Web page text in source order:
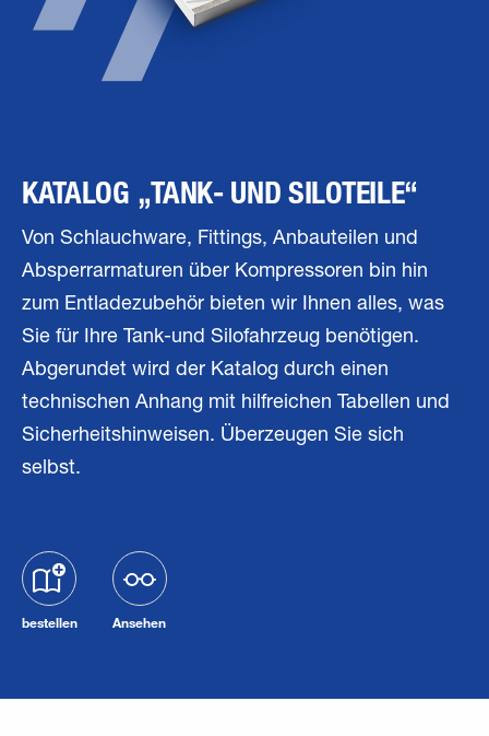
KATALOG „TANK- UND SILOTEILE“
Von Schlauchware, Fittings, Anbauteilen und
Absperrarmaturen über Kompressoren bin hin
zum Entladezubehör bieten wir Ihnen alles, was
Sie für Ihre Tank-und Silofahrzeug benötigen.
Abgerundet wird der Katalog durch einen
technischen Anhang mit hilfreichen Tabellen und
Sicherheitshinweisen. Überzeugen Sie sich
selbst.
bestellen Ansehen